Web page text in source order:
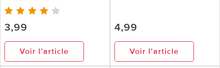
3,99
Voir l’article
4,99
Voir l’article